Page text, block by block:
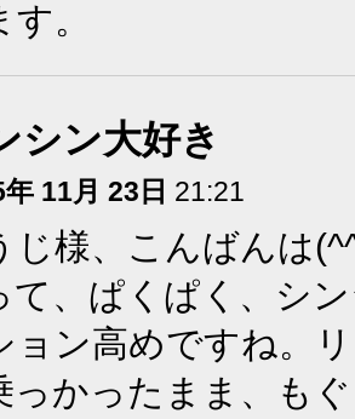
。
シン大好き
11月 23日 21:21
じ様、こんばんは
て、ぱくぱく、シ
ョン高めですね。
っかったまま、も